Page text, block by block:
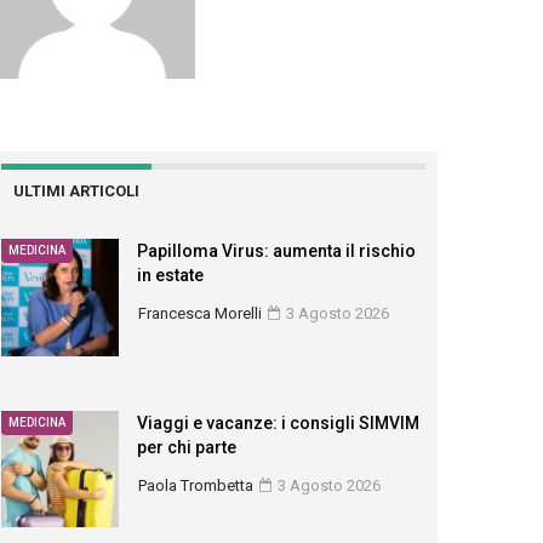
ULTIMI ARTICOLI
MEDICINA
Papilloma Virus: aumenta il rischio
in estate
Francesca Morelli 3 Agosto 2026
MEDICINA
Viaggi e vacanze: i consigli SIMVIM
per chi parte
Paola Trombetta 3 Agosto 2026